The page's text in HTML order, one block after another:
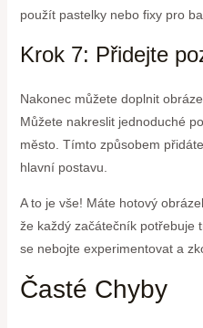
použít pastelky nebo fixy pro
Krok 7: Přidejte
Nakonec můžete doplnit
Můžete nakreslit jednoduché
město. Tímto způsobem
hlavní postavu.
A to je vše! Máte hotový
že každý začátečník potřebuje
se nebojte experimentovat a
Časté Chyby